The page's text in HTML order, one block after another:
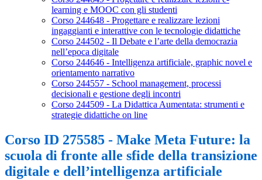
learning e MOOC con gli studenti
Corso 244648 - Progettare e realizzare lezioni
ingaggianti e interattive con le tecnologie didattiche
Corso 244502 - Il Debate e l’arte della democrazia
nell’epoca digitale
Corso 244646 - Intelligenza artificiale, graphic novel e
orientamento narrativo
Corso 244557 - School management, processi
decisionali e gestione degli incontri
Corso 244509 - La Didattica Aumentata: strumenti e
strategie didattiche on line
Corso ID 275585 - Make Meta Future: la
scuola di fronte alle sfide della transizione
digitale e dell’intelligenza artificiale